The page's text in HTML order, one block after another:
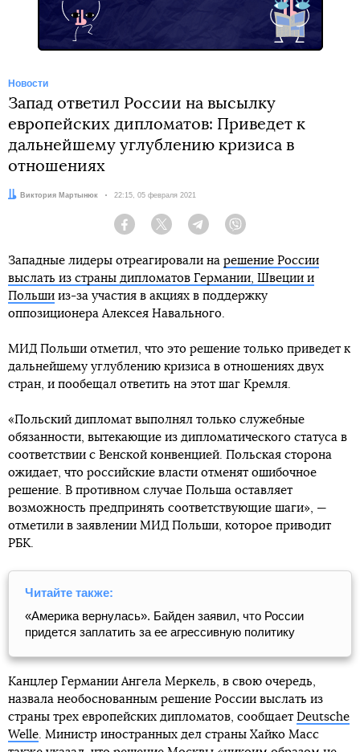
Новости
Запад ответил России на высылку
европейских дипломатов: Приведет к
дальнейшему углублению кризиса в
отношениях
Автор:Виктория Мартынюк Дата:
22:15, 05 февраля 2021
Facebook Twitter Telegram
Западные лидеры отреагировали на решение России
выслать из страны дипломатов Германии, Швеции и
Польши из-за участия в акциях в поддержку
оппозиционера Алексея Навального.
МИД Польши отметил, что это решение только приведет к
дальнейшему углублению кризиса в отношениях двух
стран, и пообещал ответить на этот шаг Кремля.
«Польский дипломат выполнял только служебные
обязанности, вытекающие из дипломатического статуса в
соответствии с Венской конвенцией. Польская сторона
ожидает, что российские власти отменят ошибочное
решение. В противном случае Польша оставляет
возможность предпринять соответствующие шаги», —
отметили в заявлении МИД Польши, которое приводит
РБК.
Читайте также:
«Америка вернулась». Байден заявил, что России
придется заплатить за ее агрессивную политику
Канцлер Германии Ангела Меркель, в свою очередь,
назвала необоснованным решение России выслать из
страны трех европейских дипломатов, сообщает Deutsche
Welle. Министр иностранных дел страны Хайко Масс